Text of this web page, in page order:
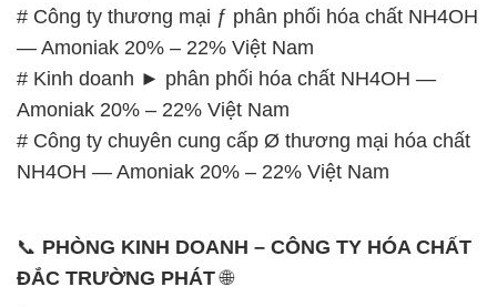
# Công ty thương mại ƒ phân phối hóa chất NH4OH
— Amoniak 20% – 22% Việt Nam
# Kinh doanh ► phân phối hóa chất NH4OH —
Amoniak 20% – 22% Việt Nam
# Công ty chuyên cung cấp Ø thương mại hóa chất
NH4OH — Amoniak 20% – 22% Việt Nam
📞 PHÒNG KINH DOANH – CÔNG TY HÓA CHẤT
ĐẮC TRƯỜNG PHÁT🌐